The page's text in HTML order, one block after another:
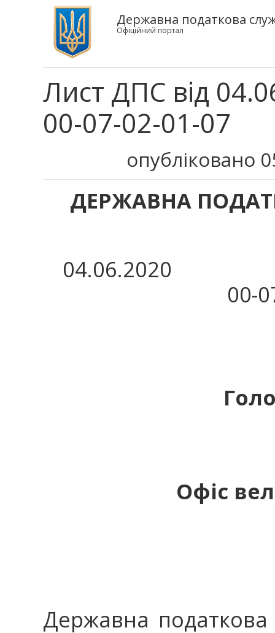
Державна податкова
Офіційний портал
Лист ДПС від
00-07-02-01-07
опубліковано
ДЕРЖАВНА
00-
Офіс
Державна податкова